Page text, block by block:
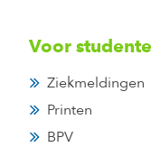
Voor
Ziekmeldingen
Printen
BPV